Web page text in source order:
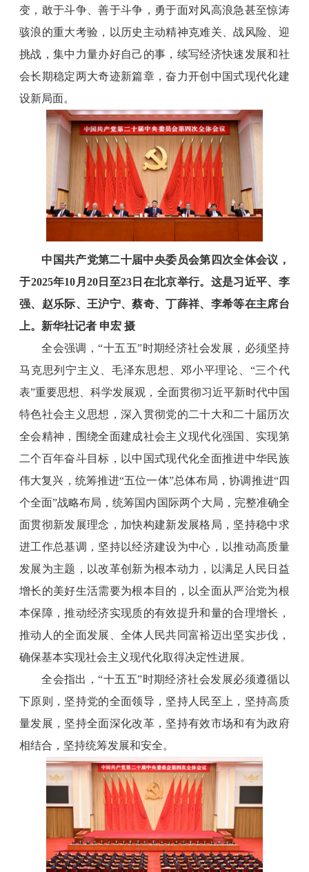
变，敢于斗争、善于斗争，勇于面对风高浪急甚至惊涛
骇浪的重大考验，以历史主动精神克难关、战风险、迎
挑战，集中力量办好自己的事，续写经济快速发展和社
会长期稳定两大奇迹新篇章，奋力开创中国式现代化建
设新局面。
中国共产党第二十届中央委员会第四次全体会议，
于2025年10月20日至23日在北京举行。这是习近平、李
强、赵乐际、王沪宁、蔡奇、丁薛祥、李希等在主席台
上。新华社记者 申宏 摄
全会强调，“十五五”时期经济社会发展，必须坚持
马克思列宁主义、毛泽东思想、邓小平理论、“三个代
表”重要思想、科学发展观，全面贯彻习近平新时代中国
特色社会主义思想，深入贯彻党的二十大和二十届历次
全会精神，围绕全面建成社会主义现代化强国、实现第
二个百年奋斗目标，以中国式现代化全面推进中华民族
伟大复兴，统筹推进“五位一体”总体布局，协调推进“四
个全面”战略布局，统筹国内国际两个大局，完整准确全
面贯彻新发展理念，加快构建新发展格局，坚持稳中求
进工作总基调，坚持以经济建设为中心，以推动高质量
发展为主题，以改革创新为根本动力，以满足人民日益
增长的美好生活需要为根本目的，以全面从严治党为根
本保障，推动经济实现质的有效提升和量的合理增长，
推动人的全面发展、全体人民共同富裕迈出坚实步伐，
确保基本实现社会主义现代化取得决定性进展。
全会指出，“十五五”时期经济社会发展必须遵循以
下原则，坚持党的全面领导，坚持人民至上，坚持高质
量发展，坚持全面深化改革，坚持有效市场和有为政府
相结合，坚持统筹发展和安全。